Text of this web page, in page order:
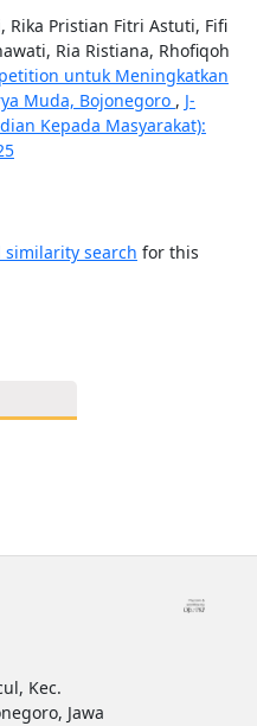
Rika Pristian Fitri Astuti, Fifi
Ria Ristiana, Rhofiqoh
untuk Meningkatkan
Muda, Bojonegoro , J-
Kepada Masyarakat):
similarity search for this
Kec.
Jawa